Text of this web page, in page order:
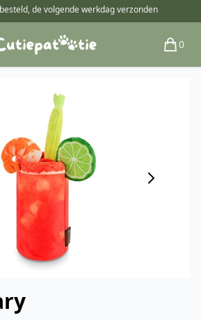
de volgende werkdag verzonden
0